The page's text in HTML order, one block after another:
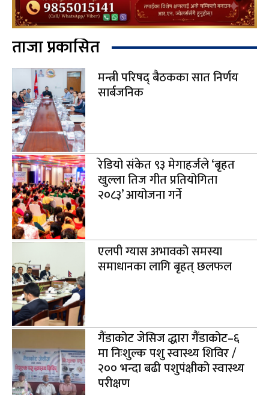
ताजा प्रकासित
मन्त्री परिषद् बैठकका सात निर्णय
सार्बजनिक
रेडियो संकेत ९३ मेगाहर्जले ‘बृहत
खुल्ला तिज गीत प्रतियोगिता
२०८३’ आयोजना गर्ने
एलपी ग्यास अभावको समस्या
समाधानका लागि बृहत् छलफल
गैंडाकोट जेसिज द्धारा गैंडाकोट–६
मा निःशुल्क पशु स्वास्थ्य शिविर /
२०० भन्दा बढी पशुपंक्षीको स्वास्थ्य
परीक्षण